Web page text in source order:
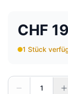
CHF
1 Stück